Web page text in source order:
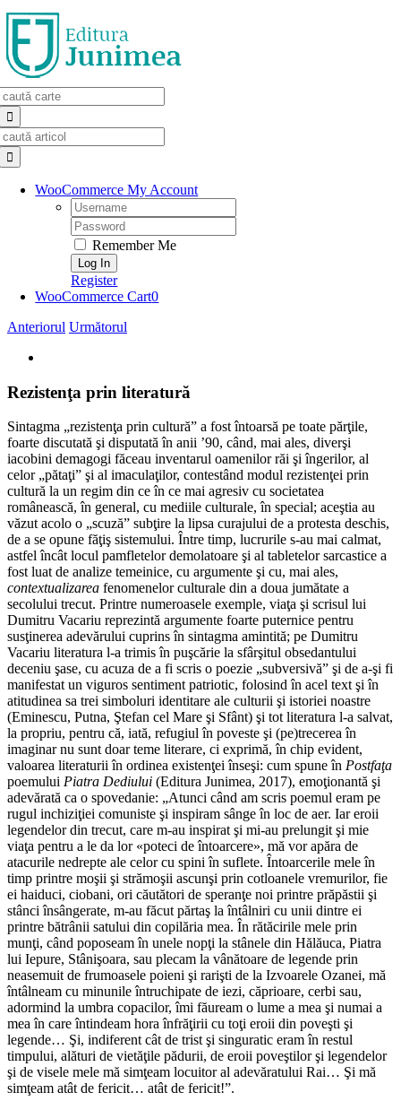
Skip
to
content
WooCommerce My Account
Username:
Password:
Remember Me
Register
WooCommerce Cart0
Anteriorul Următorul
Image
Rezistenţa prin literatură
Sintagma „rezistenţa prin cultură” a fost întoarsă pe toate părţile,
foarte discutată şi disputată în anii ’90, când, mai ales, diverşi
iacobini demagogi făceau inventarul oamenilor răi şi îngerilor, al
celor „pătaţi” şi al imaculaţilor, contestând modul rezistenţei prin
cultură la un regim din ce în ce mai agresiv cu societatea
românească, în general, cu mediile culturale, în special; aceştia au
văzut acolo o „scuză” subţire la lipsa curajului de a protesta deschis,
de a se opune făţiş sistemului. Între timp, lucrurile s-au mai calmat,
astfel încât locul pamfletelor demolatoare şi al tabletelor sarcastice a
fost luat de analize temeinice, cu argumente şi cu, mai ales,
contextualizarea fenomenelor culturale din a doua jumătate a
secolului trecut. Printre numeroasele exemple, viaţa şi scrisul lui
Dumitru Vacariu reprezintă argumente foarte puternice pentru
susţinerea adevărului cuprins în sintagma amintită; pe Dumitru
Vacariu literatura l-a trimis în puşcărie la sfârşitul obsedantului
deceniu şase, cu acuza de a fi scris o poezie „subversivă” şi de a-şi fi
manifestat un viguros sentiment patriotic, folosind în acel text şi în
atitudinea sa trei simboluri identitare ale culturii şi istoriei noastre
(Eminescu, Putna, Ştefan cel Mare şi Sfânt) şi tot literatura l-a salvat,
la propriu, pentru că, iată, refugiul în poveste şi (pe)trecerea în
imaginar nu sunt doar teme literare, ci exprimă, în chip evident,
valoarea literaturii în ordinea existenţei înseşi: cum spune în Postfaţa
poemului Piatra Dediului (Editura Junimea, 2017), emoţionantă şi
adevărată ca o spovedanie: „Atunci când am scris poemul eram pe
rugul inchiziţiei comuniste şi inspiram sânge în loc de aer. Iar eroii
legendelor din trecut, care m-au inspirat şi mi-au prelungit şi mie
viaţa pentru a le da lor «poteci de întoarcere», mă vor apăra de
atacurile nedrepte ale celor cu spini în suflete. Întoarcerile mele în
timp printre moşii şi strămoşii ascunşi prin cotloanele vremurilor, fie
ei haiduci, ciobani, ori căutători de speranţe noi printre prăpăstii şi
stânci însângerate, m-au făcut părtaş la întâlniri cu unii dintre ei
printre bătrânii satului din copilăria mea. În rătăcirile mele prin
munţi, când poposeam în unele nopţi la stânele din Hălăuca, Piatra
lui Iepure, Stânişoara, sau plecam la vânătoare de legende prin
neasemuit de frumoasele poieni şi rarişti de la Izvoarele Ozanei, mă
întâlneam cu minunile întruchipate de iezi, căprioare, cerbi sau,
adormind la umbra copacilor, îmi făuream o lume a mea şi numai a
mea în care întindeam hora înfrăţirii cu toţi eroii din poveşti şi
legende… Şi, indiferent cât de trist şi singuratic eram în restul
timpului, alături de vietăţile pădurii, de eroii poveştilor şi legendelor
şi de visele mele mă simţeam locuitor al adevăratului Rai… Şi mă
simţeam atât de fericit… atât de fericit!”.